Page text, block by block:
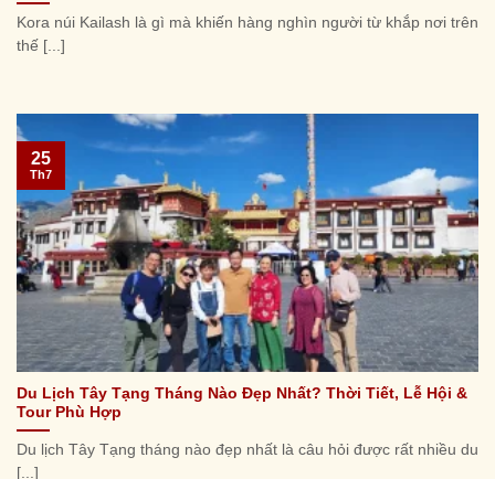
Kora núi Kailash là gì mà khiến hàng nghìn người từ khắp nơi trên
thế [...]
Du Lịch Tây Tạng Tháng Nào Đẹp Nhất? Thời Tiết, Lễ Hội &
Tour Phù Hợp
Du lịch Tây Tạng tháng nào đẹp nhất là câu hỏi được rất nhiều du
[...]
25
Th7